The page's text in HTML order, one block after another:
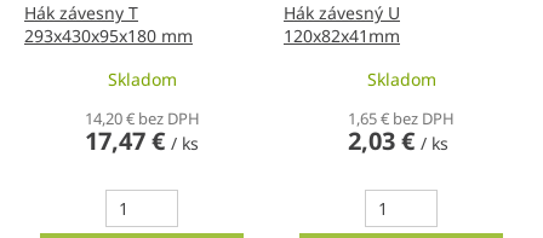
Hák závesny T
293x430x95x180 mm
Skladom
14,20 € bez DPH
17,47 € / ks
Hák závesný U
120x82x41mm
Skladom
1,65 € bez DPH
2,03 € / ks